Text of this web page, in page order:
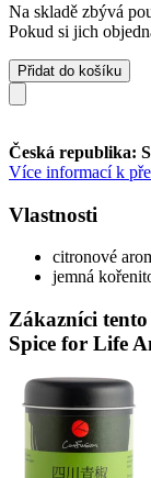
Na skladě zbývá
Pokud si jich
Přidat do košíku
Česká republika:
Více informací k
Vlastnosti
citronové
jemná
Zákazníci
Spice for Life